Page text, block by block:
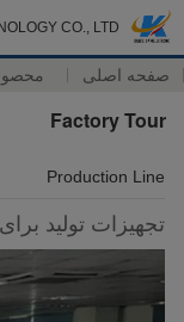
CO., LTD
صفحه اصلی
Factory Tour
Production Line
تجهیزات تولید